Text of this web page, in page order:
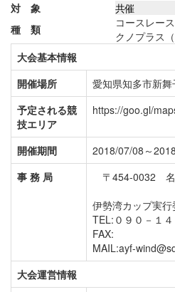
対 象
共催
種 類
コースレー
クノプラス
大会基本情報
開催場所
愛知県知多市新
予定される競
技エリア
https://goo.gl/
開催期間
2018/07/08～
事 務 局
〒454-0032 名
伊勢湾カップ実
TEL:０９０－１
FAX:
MAIL:ayf-
大会運営情報